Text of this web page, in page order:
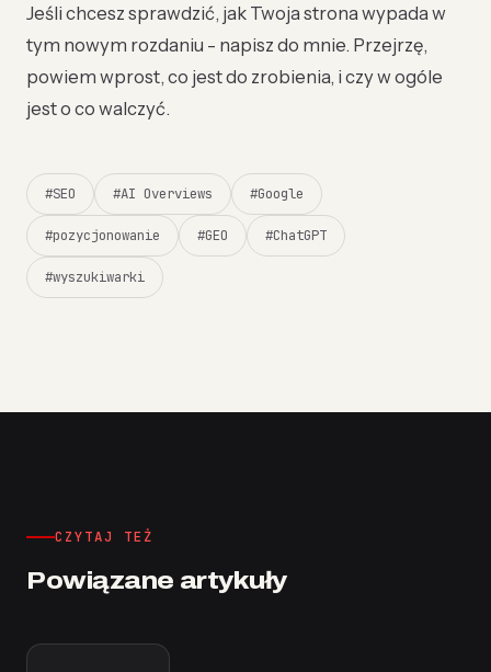
Jeśli chcesz sprawdzić, jak Twoja strona wypada w
tym nowym rozdaniu - napisz do mnie. Przejrzę,
powiem wprost, co jest do zrobienia, i czy w ogóle
jest o co walczyć.
#SEO #AI Overviews #Google
#pozycjonowanie #GEO #ChatGPT
#wyszukiwarki
CZYTAJ TEŻ
Powiązane artykuły